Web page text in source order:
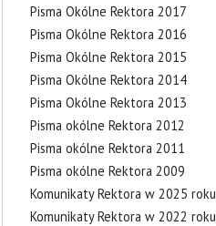
Pisma Okólne Rektora 2017
Pisma Okólne Rektora 2016
Pisma Okólne Rektora 2015
Pisma Okólne Rektora 2014
Pisma Okólne Rektora 2013
Pisma okólne Rektora 2012
Pisma okólne Rektora 2011
Pisma okólne Rektora 2009
Komunikaty Rektora w 2025 roku
Komunikaty Rektora w 2022 roku